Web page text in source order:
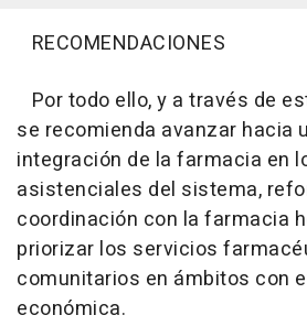
RECOMENDACIONES
Por todo ello, y a través de
se recomienda avanzar hacia
integración de la farmacia en
asistenciales del sistema,
coordinación con la farmacia
priorizar los servicios
comunitarios en ámbitos con
económica.